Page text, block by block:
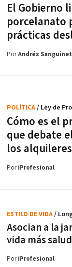
El Gobierno
porcelanato
prácticas
PorAndrés
Cómo es el
que debate
los alquileres
POLÍTICA/ Ley de
PoriProfesional
Asocian a la
vida más
ESTILO DE VIDA/
PoriProfesional